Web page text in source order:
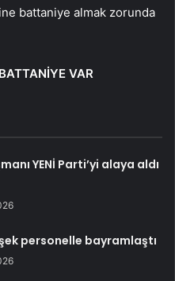
battaniye almak zorunda
VAR
YENİ Parti’yi alaya aldı
personelle bayramlaştı